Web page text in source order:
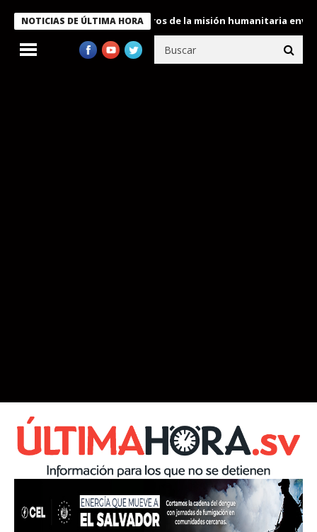
NOTICIAS DE ÚLTIMA HORA
condecora a miembros de la misión humanitaria enviada a